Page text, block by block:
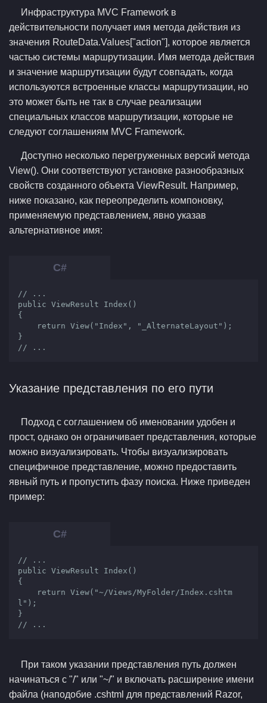
Инфраструктура MVC Framework в
действительности получает имя метода действия из
значения RouteData.Values["action"], которое является
частью системы маршрутизации. Имя метода действия
и значение маршрутизации будут совпадать, когда
используются встроенные классы маршрутизации, но
это может быть не так в случае реализации
специальных классов маршрутизации, которые не
следуют соглашениям MVC Framework.
Доступно несколько перегруженных версий метода
View(). Они соответствуют установке разнообразных
свойств созданного объекта ViewResult. Например,
ниже показано, как переопределить компоновку,
применяемую представлением, явно указав
альтернативное имя:
// ...
public ViewResult Index()
{
}
// ...
Указание представления по его пути
Подход с соглашением об именовании удобен и
прост, однако он ограничивает представления, которые
можно визуализировать. Чтобы визуализировать
специфичное представление, можно предоставить
явный путь и пропустить фазу поиска. Ниже приведен
пример:
// ...
public ViewResult Index()
{
l");
}
// ...
При таком указании представления путь должен
начинаться с "/" или "~/" и включать расширение имени
файла (наподобие .cshtml для представлений Razor,